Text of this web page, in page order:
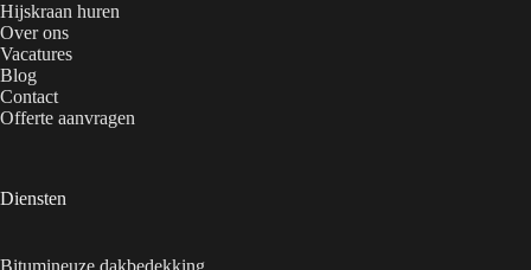
Hijskraan huren
Over ons
Vacatures
Blog
Contact
Offerte aanvragen
Diensten